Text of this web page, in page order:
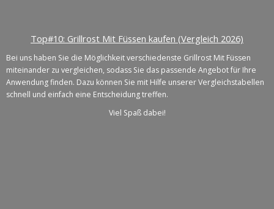
Top#10: Grillrost Mit Füssen kaufen (Vergleich 2026)
Bei uns haben Sie die Möglichkeit verschiedenste Grillrost Mit Füssen
miteinander zu vergleichen, sodass Sie das passende Angebot für Ihre
Anwendung finden. Dazu können Sie mit Hilfe unserer Vergleichstabellen
schnell und einfach eine Entscheidung treffen.
Viel Spaß dabei!